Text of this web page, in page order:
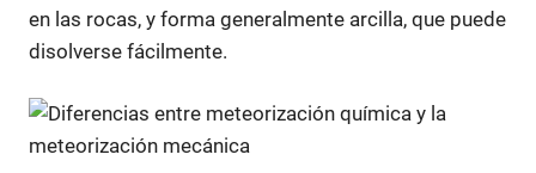
en las rocas, y forma generalmente arcilla, que puede
disolverse fácilmente.